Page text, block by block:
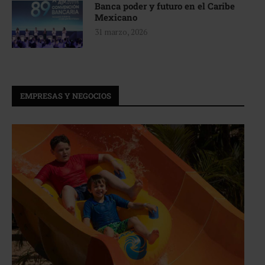
Banca poder y futuro en el Caribe
Mexicano
31 marzo, 2026
EMPRESAS Y NEGOCIOS